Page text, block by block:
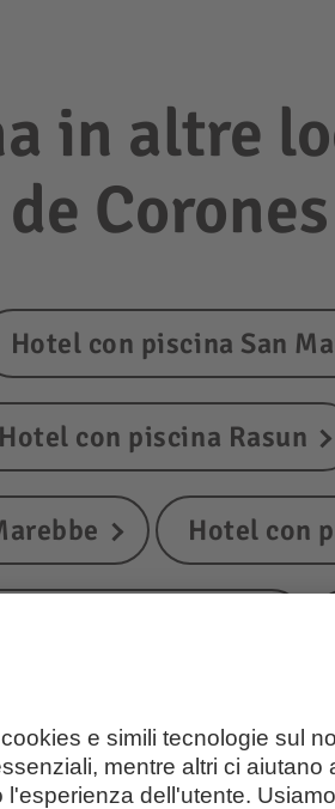
in altre
Corones
Hotel con piscina San
Hotel con piscina Rasun
Hotel con